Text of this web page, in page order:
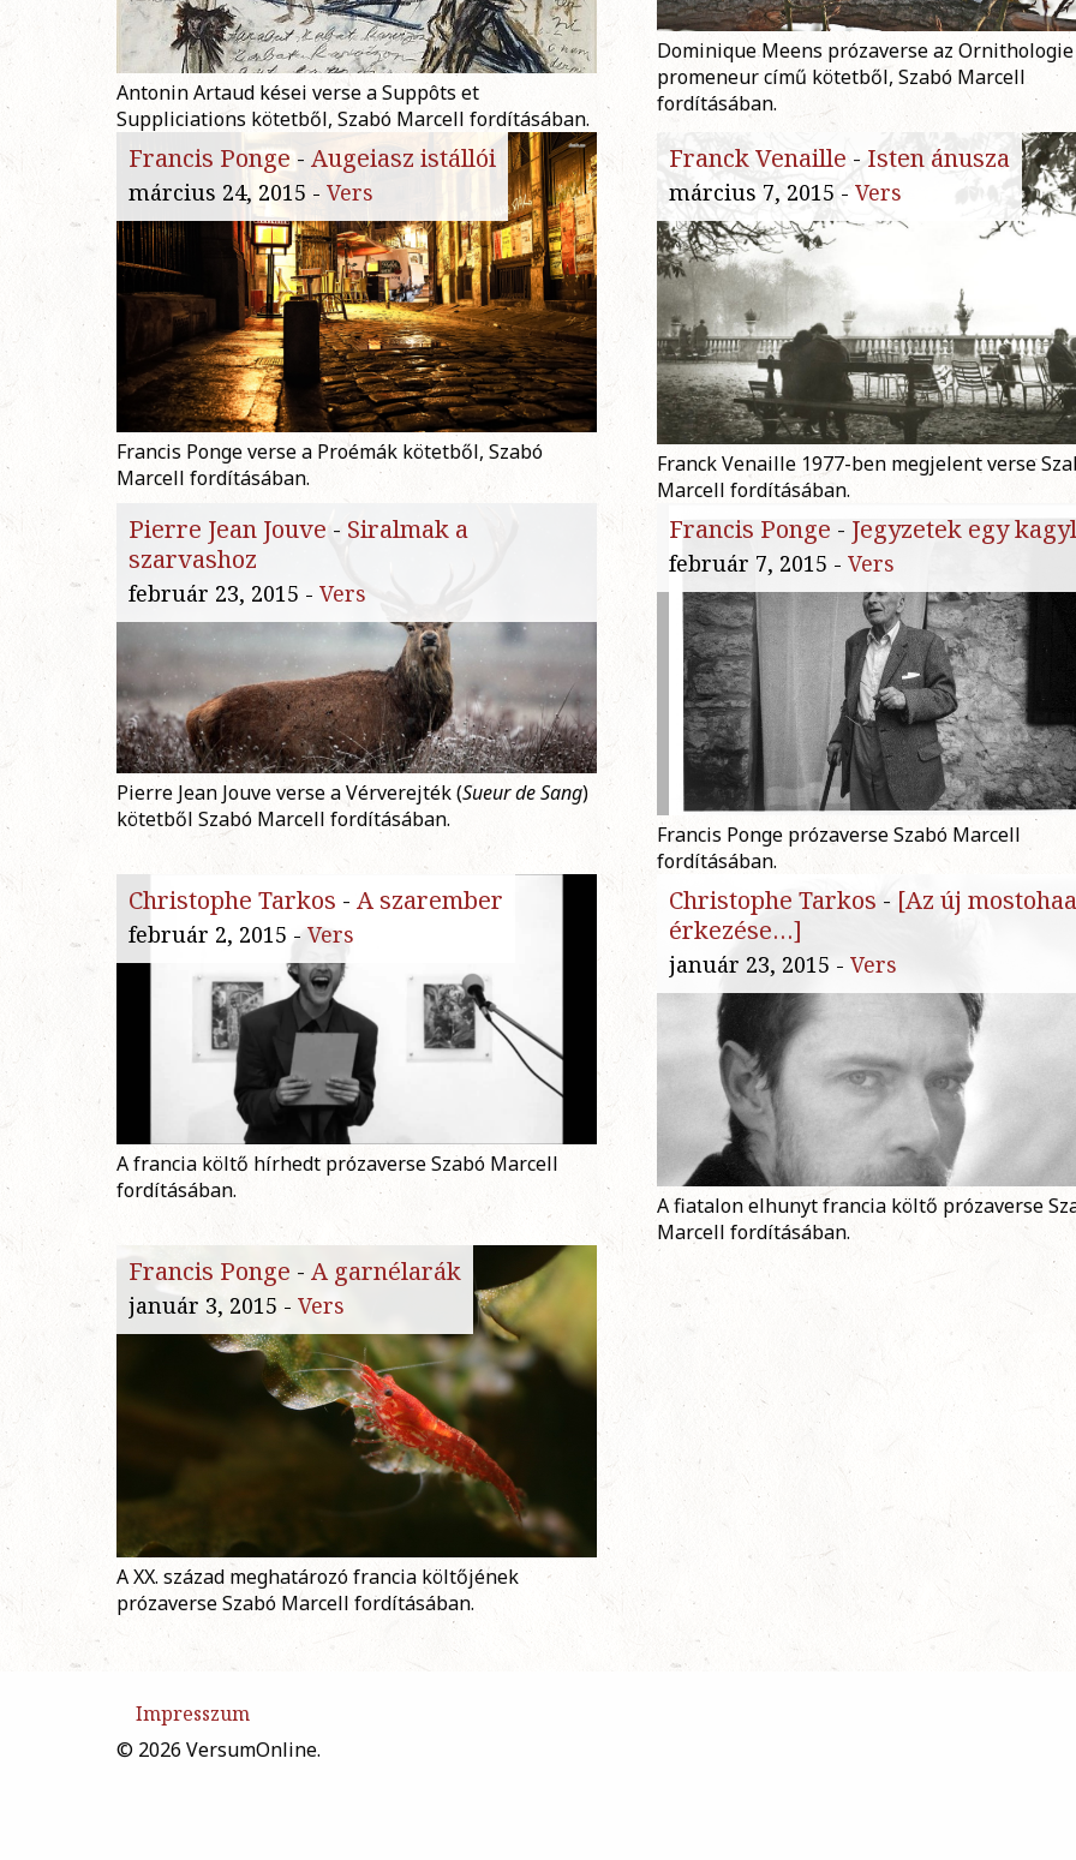
Antonin Artaud kései verse a Suppôts et
Suppliciations kötetből, Szabó Marcell fordításában.
Dominique Meens prózaverse az
promeneur című kötetből, Szabó Marcell
fordításában.
Francis Ponge - Augeiasz istállói
március 24, 2015 - Vers
Francis Ponge verse a Proémák kötetből, Szabó
Marcell fordításában.
Franck Venaille - Isten ánusza
március 7, 2015 - Vers
Franck Venaille 1977-ben megjelent verse
Marcell fordításában.
Pierre Jean Jouve - Siralmak a
szarvashoz
február 23, 2015 - Vers
Pierre Jean Jouve verse a Vérverejték (Sueur de Sang)
kötetből Szabó Marcell fordításában.
Francis Ponge - Jegyzetek egy
február 7, 2015 - Vers
Francis Ponge prózaverse Szabó Marcell
fordításában.
Christophe Tarkos - A szarember
február 2, 2015 - Vers
A francia költő hírhedt prózaverse Szabó Marcell
fordításában.
Christophe Tarkos - [Az új
érkezése…]
január 23, 2015 - Vers
A fiatalon elhunyt francia költő prózaverse
Marcell fordításában.
Francis Ponge - A garnélarák
január 3, 2015 - Vers
A XX. század meghatározó francia költőjének
prózaverse Szabó Marcell fordításában.
Impresszum
© 2026 VersumOnline.